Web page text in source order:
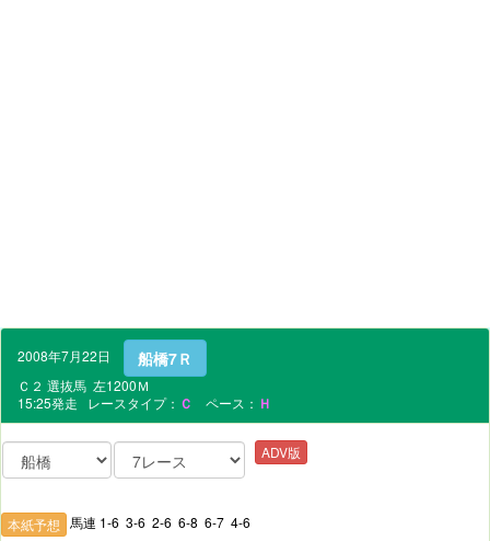
2008年7月22日 船橋7Ｒ
Ｃ２ 選抜馬 左1200Ｍ
15:25発走 レースタイプ： Ｃ ペース： Ｈ
ADV版
本紙予想 馬連 1-6 3-6 2-6 6-8 6-7 4-6